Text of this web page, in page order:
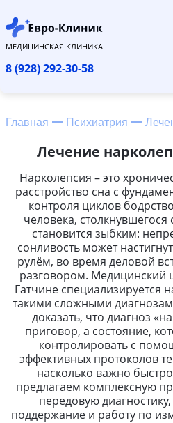
МЕДИЦИНСКАЯ КЛИНИКА
8 (928) 292-30-58
Главная Психиатрия
Лечение
Нарколепсия – это
расстройство сна с
контроля циклов
человека,
становится зыбким:
сонливость может
рулём, во время деловой
разговором. Медицинский
Гатчине специализируется
такими сложными
доказать, что диагноз
приговор, а состояние,
контролировать с
эффективных протоколов
насколько важно
предлагаем комплексную
передовую
поддержание и работу по